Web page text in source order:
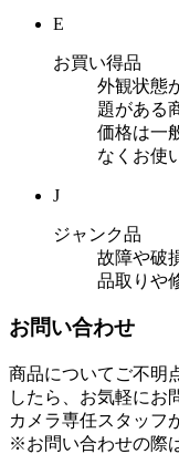
E
お買い得品
外観状態
題がある
価格は一
なくお使
J
ジャンク品
故障や破
品取りや
お問い合わせ
商品についてご不明
したら、お気軽にお
カメラ専任スタッフ
※お問い合わせの際